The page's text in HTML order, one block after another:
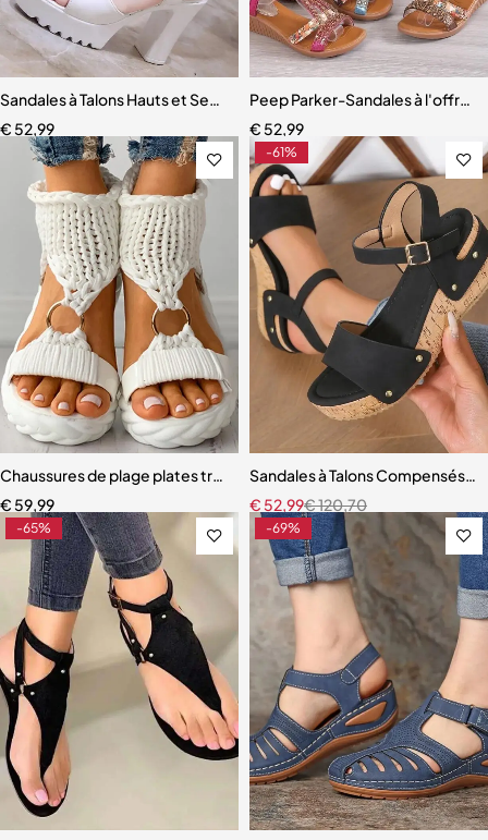
Sandales à Talons Hauts et Semelles Compensées pour Femme
€ 52,99
Peep Parker-Sandales à l'offre
€ 52,99
Chaussures de plage plates tressées pour femmes
€ 59,99
-61%
Sandales à Talons Compensés
€120,70
€ 52,99
-65% -69%